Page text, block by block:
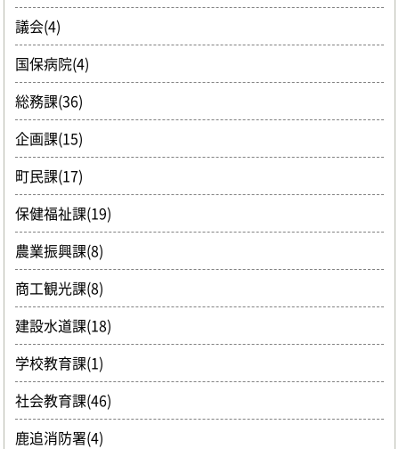
議会(4)
国保病院(4)
総務課(36)
企画課(15)
町民課(17)
保健福祉課(19)
農業振興課(8)
商工観光課(8)
建設水道課(18)
学校教育課(1)
社会教育課(46)
鹿追消防署(4)